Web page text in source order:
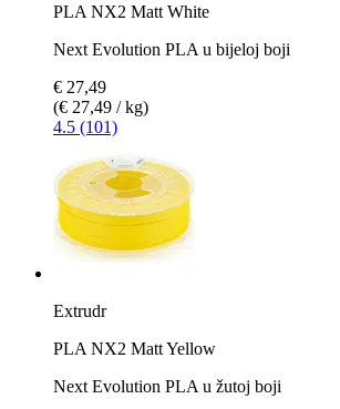
PLA NX2 Matt White
Next Evolution PLA u bijeloj boji
€ 27,49
(€ 27,49 / kg)
4.5 (101)
Extrudr
PLA NX2 Matt Yellow
Next Evolution PLA u žutoj boji